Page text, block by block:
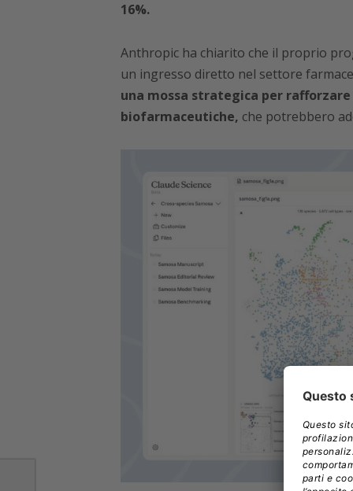
16%.
Anthropic ha chiarito che il proprio
un ingresso diretto nel settore
una mossa strategica per
biofarmaceutiche, che potrebbero